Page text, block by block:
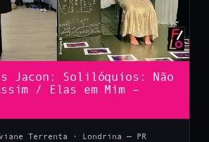
Jacon: Solilóquios: Não
/ Elas em Mim –
Terrenta · Londrina — PR